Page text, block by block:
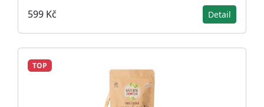
599 Kč Detail
TOP